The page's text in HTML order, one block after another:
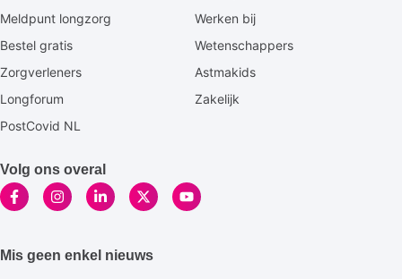
Meldpunt longzorg
Werken bij
Bestel gratis
Wetenschappers
Zorgverleners
Astmakids
Longforum
Zakelijk
PostCovid NL
Volg ons overal
Mis geen enkel nieuws